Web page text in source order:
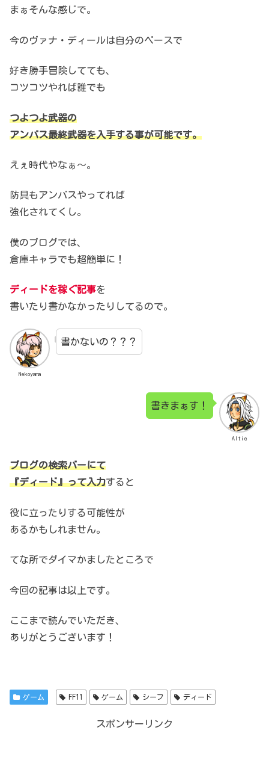
まぁそんな感じで。
今のヴァナ・ディールは自分のペースで
好き勝手冒険してても、
コツコツやれば誰でも
つよつよ武器の
アンバス最終武器を入手する事が可能です。
えぇ時代やなぁ～。
防具もアンバスやってれば
強化されてくし。
僕のブログでは、
倉庫キャラでも超簡単に！
ディードを稼ぐ記事を
書いたり書かなかったりしてるので。
Nekoyama
書かないの？？？
Altie
書きまぁす！
ブログの検索バーにて
『ディード』って入力すると
役に立ったりする可能性が
あるかもしれません。
てな所でダイマかましたところで
今回の記事は以上です。
ここまで読んでいただき、
ありがとうございます！
ゲーム FF11 ゲーム シーフ ディード
スポンサーリンク